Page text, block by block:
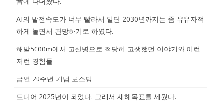
AI의 발전속도가 너무 빨라서 일단 2030년까지는 좀 유유자적
하게 놀면서 관망하기로 하였다.
해발5000m에서 고산병으로 적당히 고생했던 이야기와 이런
저런 경험들
금연 20주년 기념 포스팅
드디어 2025년이 되었다. 그래서 새해목표를 세웠다.